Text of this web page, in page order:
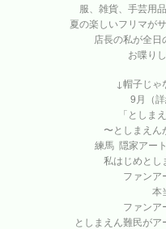
服、雑貨、手芸用
夏の楽しいフリマが
店長の私が全
お喋り
↓帽子じゃ
9月（詳
「としま
〜としまえん
練馬 隠家アー
私はじめとし
ファンア
本
ファンア
としまえん難民がア